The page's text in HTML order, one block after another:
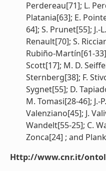
Perdereau[71]; L.
Platania[63]; E.
64]; S. Prunet[55]; J.-
Renault[70]; S.
Rubiño-Martín[61-
Scott[17]; M. D.
Sternberg[38]; F.
Sygnet[55]; D.
M. Tomasi[28-46];
Valenziano[45]; J.
Wandelt[55-25]; C.
Zonca[24] ; and
Http://www.cnr.it/